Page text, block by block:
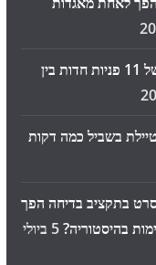
טרולסטיגן (דרך הטרולים) בנורבגיה: מסע של 11 פניות חדות בין
בשביל כמה דקות
בתקציב בדיחה הפך
בהיסטוריה?
5 ביולי